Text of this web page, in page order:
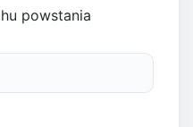
powstania